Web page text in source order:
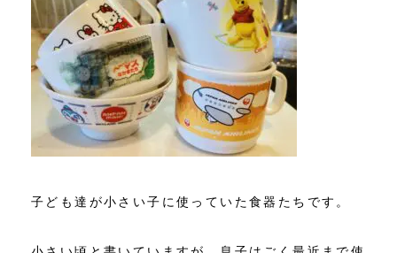
子ども達が小さい子に使っていた食器たちです。